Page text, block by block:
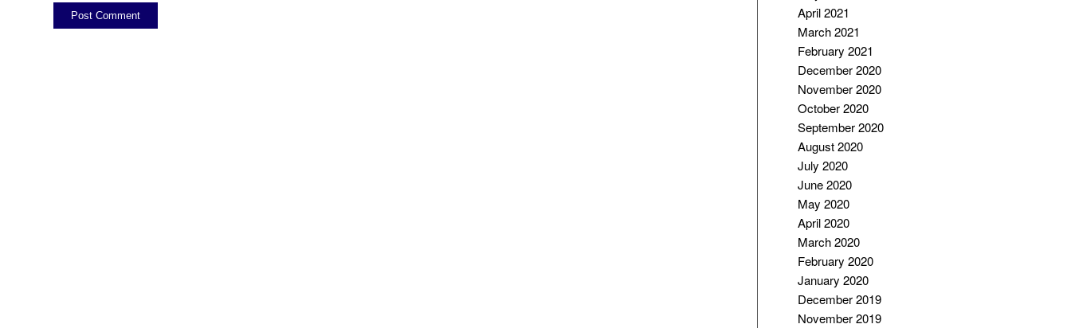
April 2021
March 2021
February 2021
December 2020
November 2020
October 2020
September 2020
August 2020
July 2020
June 2020
May 2020
April 2020
March 2020
February 2020
January 2020
December 2019
November 2019